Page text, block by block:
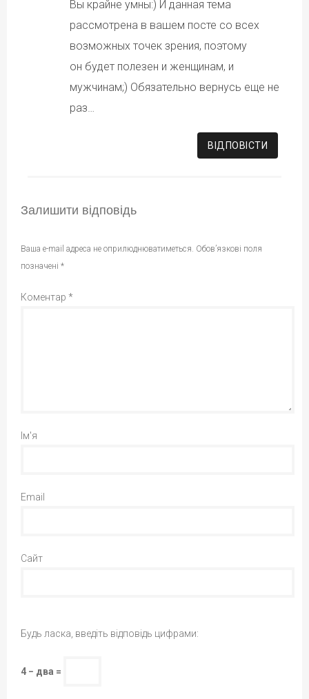
Вы крайне умны:) И данная тема
рассмотрена в вашем посте со всех
возможных точек зрения, поэтому
он будет полезен и женщинам, и
мужчинам;) Обязательно вернусь еще не
раз…
ВІДПОВІCТИ
Залишити відповідь
Ваша e-mail адреса не оприлюднюватиметься. Обов’язкові поля
позначені *
Коментар *
Ім'я
Email
Сайт
Будь ласка, введіть відповідь цифрами:
4 − два =